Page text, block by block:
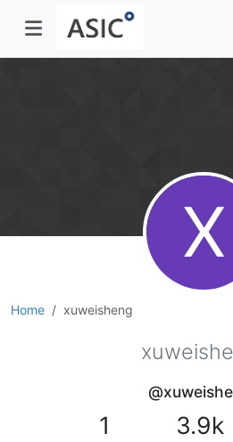
Home xuweisheng
X
1 3.9k